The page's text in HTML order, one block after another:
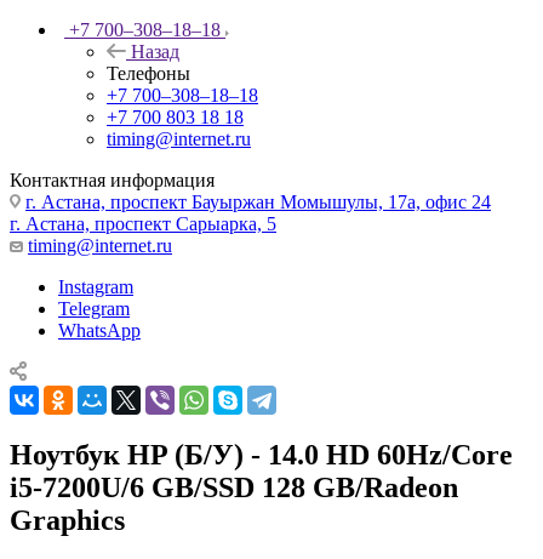
+7 700‒308‒18‒18
Назад
Телефоны
+7 700‒308‒18‒18
+7 700 803 18 18
timing@internet.ru
Контактная информация
г. Астана, проспект Бауыржан Момышулы, 17а, офис 24
г. Астана, проспект Сарыарка, 5
timing@internet.ru
Instagram
Telegram
WhatsApp
Ноутбук HP (Б/У) - 14.0 HD 60Hz/Core
i5-7200U/6 GB/SSD 128 GB/Radeon
Graphics